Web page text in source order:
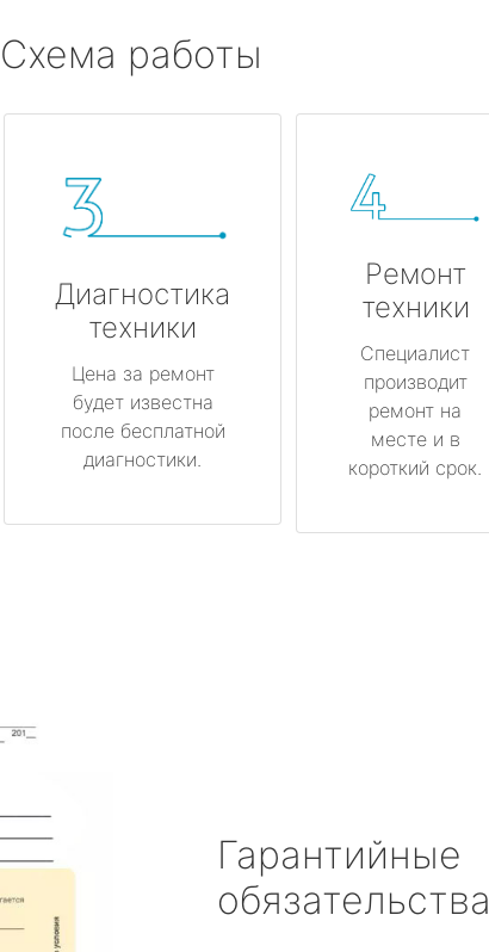
Схема работы
Диагностика
техники
Цена за ремонт
будет известна
после бесплатной
диагностики.
Ремонт
техники
Специалист
производит
ремонт на
месте и в
короткий срок.
Гарантийные
обязательства